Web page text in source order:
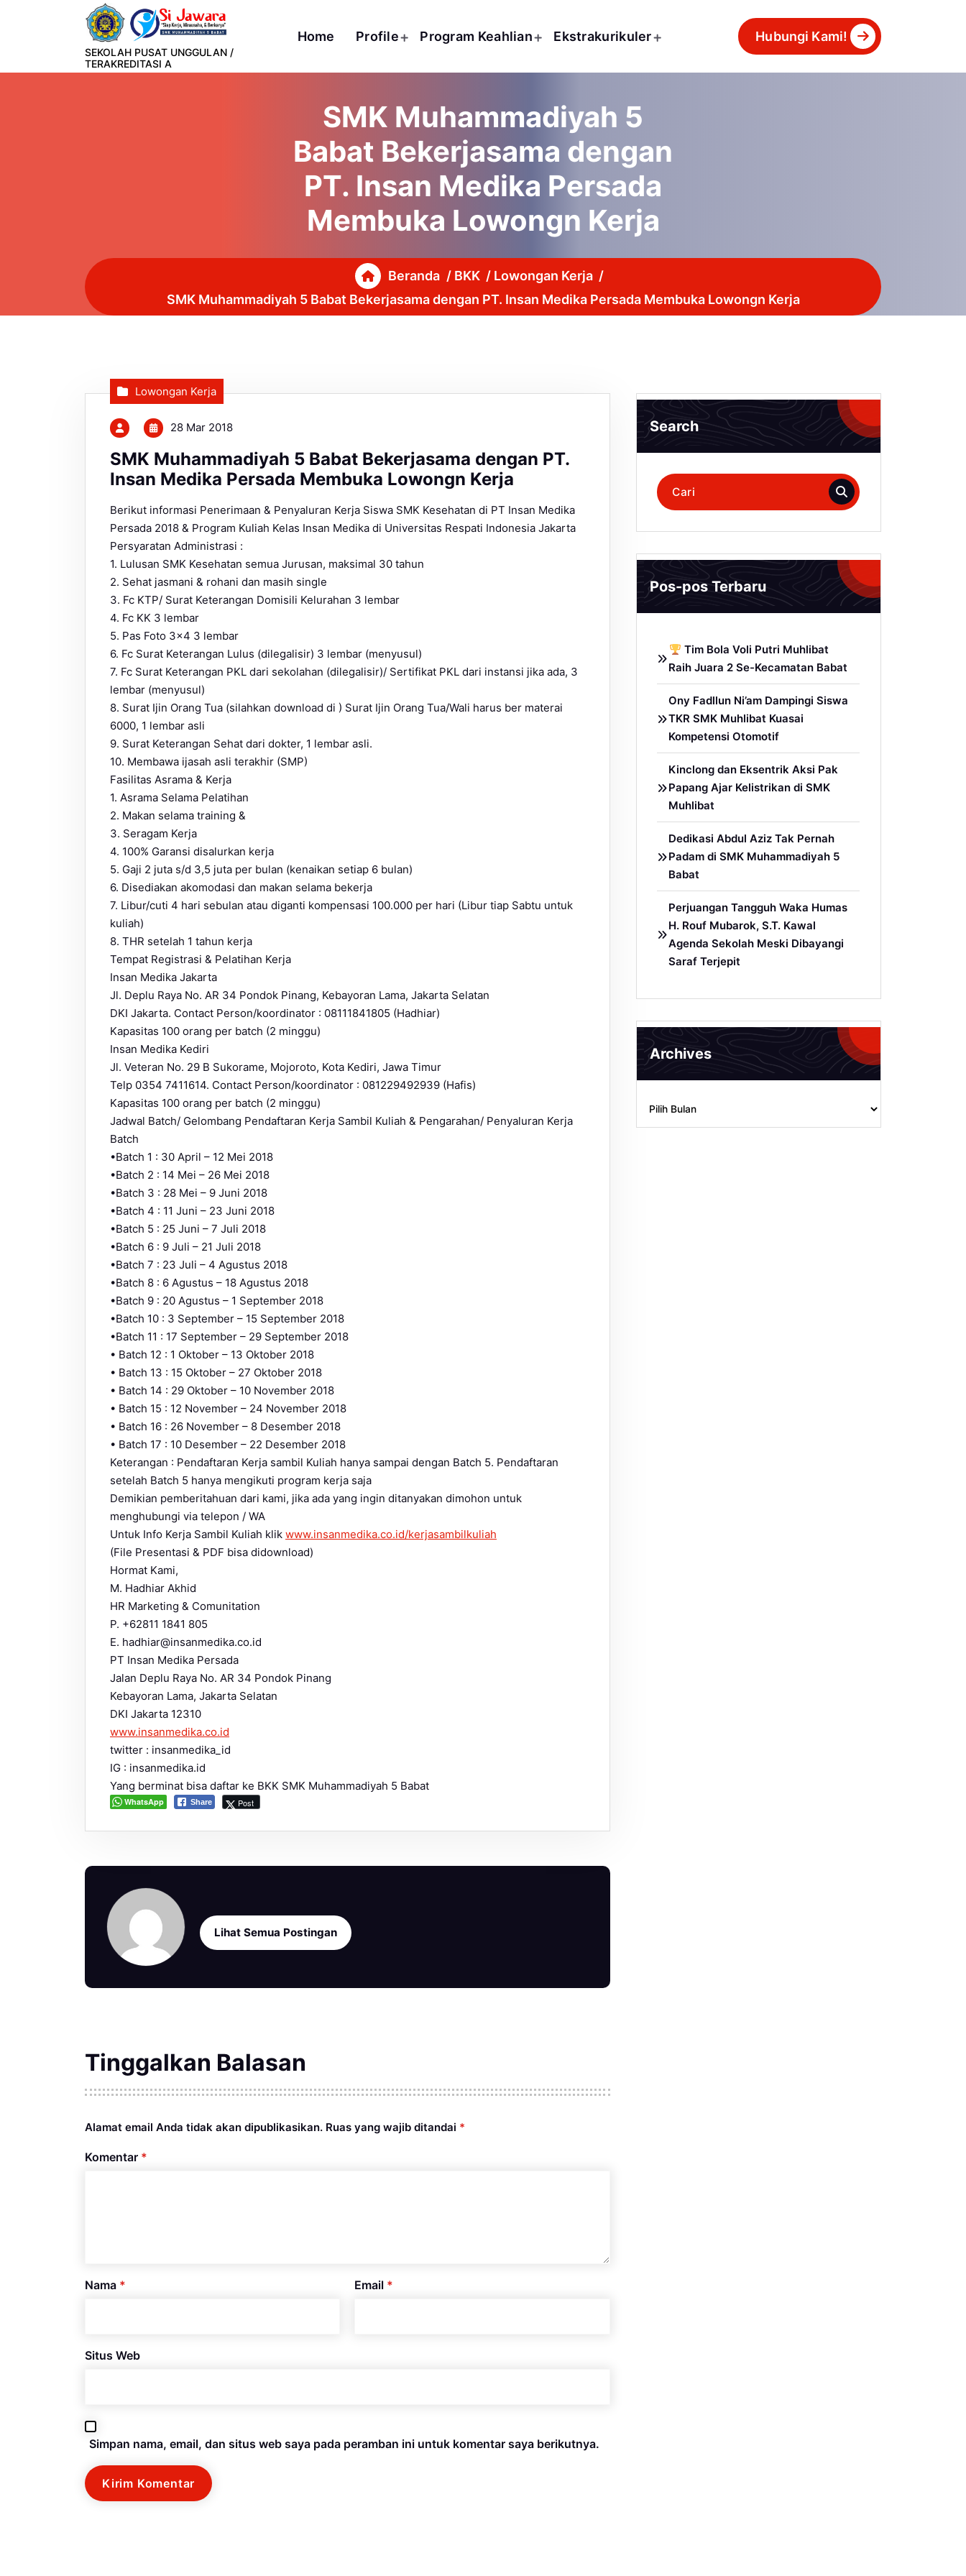
SEKOLAH PUSAT UNGGULAN /
TERAKREDITASI A
Home Profile Program Keahlian Ekstrakurikuler Hubungi Kami!
SMK Muhammadiyah 5
Babat Bekerjasama dengan
PT. Insan Medika Persada
Membuka Lowongn Kerja
Beranda / BKK / Lowongan Kerja /
SMK Muhammadiyah 5 Babat Bekerjasama dengan PT. Insan Medika Persada Membuka Lowongn Kerja
Lowongan Kerja
28 Mar 2018
SMK Muhammadiyah 5 Babat Bekerjasama dengan PT.
Insan Medika Persada Membuka Lowongn Kerja
Berikut informasi Penerimaan & Penyaluran Kerja Siswa SMK Kesehatan di PT Insan Medika
Persada 2018 & Program Kuliah Kelas Insan Medika di Universitas Respati Indonesia Jakarta
Persyaratan Administrasi :
1. Lulusan SMK Kesehatan semua Jurusan, maksimal 30 tahun
2. Sehat jasmani & rohani dan masih single
3. Fc KTP/ Surat Keterangan Domisili Kelurahan 3 lembar
4. Fc KK 3 lembar
5. Pas Foto 3×4 3 lembar
6. Fc Surat Keterangan Lulus (dilegalisir) 3 lembar (menyusul)
7. Fc Surat Keterangan PKL dari sekolahan (dilegalisir)/ Sertifikat PKL dari instansi jika ada, 3
lembar (menyusul)
8. Surat Ijin Orang Tua (silahkan download di ) Surat Ijin Orang Tua/Wali harus ber materai
6000, 1 lembar asli
9. Surat Keterangan Sehat dari dokter, 1 lembar asli.
10. Membawa ijasah asli terakhir (SMP)
Fasilitas Asrama & Kerja
1. Asrama Selama Pelatihan
2. Makan selama training &
3. Seragam Kerja
4. 100% Garansi disalurkan kerja
5. Gaji 2 juta s/d 3,5 juta per bulan (kenaikan setiap 6 bulan)
6. Disediakan akomodasi dan makan selama bekerja
7. Libur/cuti 4 hari sebulan atau diganti kompensasi 100.000 per hari (Libur tiap Sabtu untuk
kuliah)
8. THR setelah 1 tahun kerja
Tempat Registrasi & Pelatihan Kerja
Insan Medika Jakarta
Jl. Deplu Raya No. AR 34 Pondok Pinang, Kebayoran Lama, Jakarta Selatan
DKI Jakarta. Contact Person/koordinator : 08111841805 (Hadhiar)
Kapasitas 100 orang per batch (2 minggu)
Insan Medika Kediri
Jl. Veteran No. 29 B Sukorame, Mojoroto, Kota Kediri, Jawa Timur
Telp 0354 7411614. Contact Person/koordinator : 081229492939 (Hafis)
Kapasitas 100 orang per batch (2 minggu)
Jadwal Batch/ Gelombang Pendaftaran Kerja Sambil Kuliah & Pengarahan/ Penyaluran Kerja
Batch
•Batch 1 : 30 April – 12 Mei 2018
•Batch 2 : 14 Mei – 26 Mei 2018
•Batch 3 : 28 Mei – 9 Juni 2018
•Batch 4 : 11 Juni – 23 Juni 2018
•Batch 5 : 25 Juni – 7 Juli 2018
•Batch 6 : 9 Juli – 21 Juli 2018
•Batch 7 : 23 Juli – 4 Agustus 2018
•Batch 8 : 6 Agustus – 18 Agustus 2018
•Batch 9 : 20 Agustus – 1 September 2018
•Batch 10 : 3 September – 15 September 2018
•Batch 11 : 17 September – 29 September 2018
• Batch 12 : 1 Oktober – 13 Oktober 2018
• Batch 13 : 15 Oktober – 27 Oktober 2018
• Batch 14 : 29 Oktober – 10 November 2018
• Batch 15 : 12 November – 24 November 2018
• Batch 16 : 26 November – 8 Desember 2018
• Batch 17 : 10 Desember – 22 Desember 2018
Keterangan : Pendaftaran Kerja sambil Kuliah hanya sampai dengan Batch 5. Pendaftaran
setelah Batch 5 hanya mengikuti program kerja saja
Demikian pemberitahuan dari kami, jika ada yang ingin ditanyakan dimohon untuk
menghubungi via telepon / WA
Untuk Info Kerja Sambil Kuliah klik www.insanmedika.co.id/kerjasambilkuliah
(File Presentasi & PDF bisa didownload)
Hormat Kami,
M. Hadhiar Akhid
HR Marketing & Comunitation
P. +62811 1841 805
E. hadhiar@insanmedika.co.id
PT Insan Medika Persada
Jalan Deplu Raya No. AR 34 Pondok Pinang
Kebayoran Lama, Jakarta Selatan
DKI Jakarta 12310
www.insanmedika.co.id
twitter : insanmedika_id
IG : insanmedika.id
Yang berminat bisa daftar ke BKK SMK Muhammadiyah 5 Babat
WhatsApp Share Post
Lihat Semua Postingan
Tinggalkan Balasan
Alamat email Anda tidak akan dipublikasikan. Ruas yang wajib ditandai *
Komentar *
Nama * Email *
Situs Web
Simpan nama, email, dan situs web saya pada peramban ini untuk komentar saya berikutnya.
Search
Pencarian
untuk:
Pos-pos Terbaru
Tim Bola Voli Putri Muhlibat
Raih Juara 2 Se-Kecamatan Babat
Ony Fadllun Ni’am Dampingi Siswa
TKR SMK Muhlibat Kuasai
Kompetensi Otomotif
Kinclong dan Eksentrik Aksi Pak
Papang Ajar Kelistrikan di SMK
Muhlibat
Dedikasi Abdul Aziz Tak Pernah
Padam di SMK Muhammadiyah 5
Babat
Perjuangan Tangguh Waka Humas
H. Rouf Mubarok, S.T. Kawal
Agenda Sekolah Meski Dibayangi
Saraf Terjepit
Archives